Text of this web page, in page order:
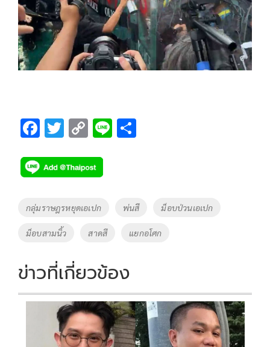
F
e
b
o
k
T
tt
er
C
p
y
Li
k
Li
Tags
กลุ่มราษฎรหยุดเอเปก พ่นสี ม็อบป่วนเอเปก
ม็อบสามนิ้ว สาดสี แยกอโศก
ข่าวที่เกี่ยวข้อง